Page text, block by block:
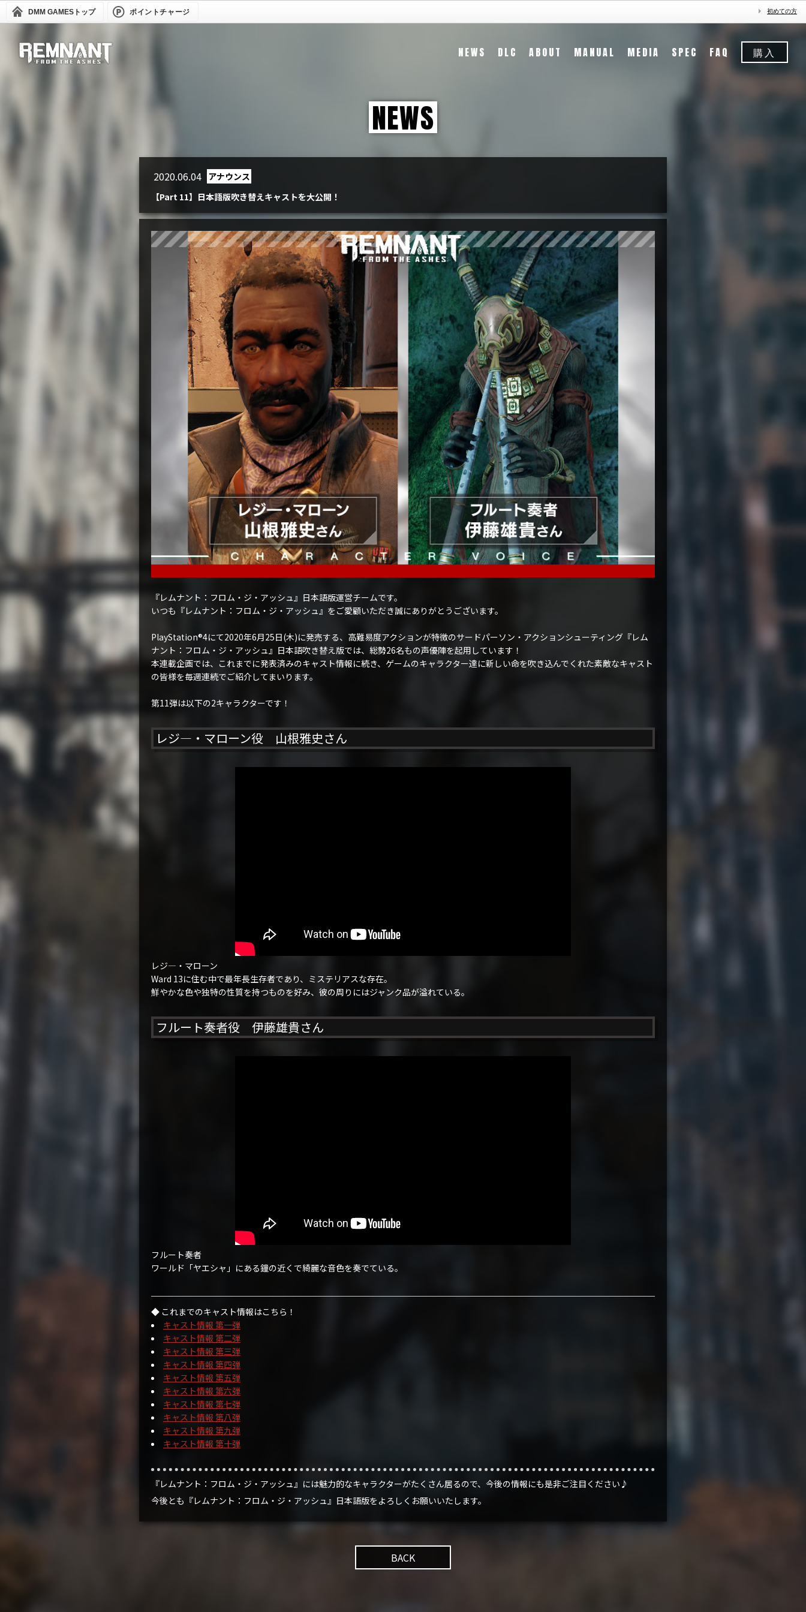
DMM GAMES トップ ポイントチャージ 初めての方
NEWS DLC ABOUT MANUAL MEDIA SPEC FAQ 購入
NEWS
2020.06.04 アナウンス
【Part 11】日本語版吹き替えキャストを大公開！
『レムナント：フロム・ジ・アッシュ』日本語版運営チームです。
いつも『レムナント：フロム・ジ・アッシュ』をご愛顧いただき誠にありがとうございます。
PlayStation®4にて2020年6月25日(木)に発売する、高難易度アクションが特徴のサードパーソン・アクションシューティング『レム
ナント：フロム・ジ・アッシュ』日本語吹き替え版では、総勢26名もの声優陣を起用しています！
本連載企画では、これまでに発表済みのキャスト情報に続き、ゲームのキャラクター達に新しい命を吹き込んでくれた素敵なキャスト
の皆様を毎週連続でご紹介してまいります。
第11弾は以下の2キャラクターです！
レジ―・マローン役 山根雅史さん
レジ―・マローン
Ward 13に住む中で最年長生存者であり、ミステリアスな存在。
鮮やかな色や独特の性質を持つものを好み、彼の周りにはジャンク品が溢れている。
フルート奏者役 伊藤雄貴さん
フルート奏者
ワールド「ヤエシャ」にある鐘の近くで綺麗な音色を奏でている。
◆ これまでのキャスト情報はこちら！
キャスト情報 第一弾
キャスト情報 第二弾
キャスト情報 第三弾
キャスト情報 第四弾
キャスト情報 第五弾
キャスト情報 第六弾
キャスト情報 第七弾
キャスト情報 第八弾
キャスト情報 第九弾
キャスト情報 第十弾
『レムナント：フロム・ジ・アッシュ』には魅力的なキャラクターがたくさん居るので、今後の情報にも是非ご注目ください♪
今後とも『レムナント：フロム・ジ・アッシュ』日本語版をよろしくお願いいたします。
BACK